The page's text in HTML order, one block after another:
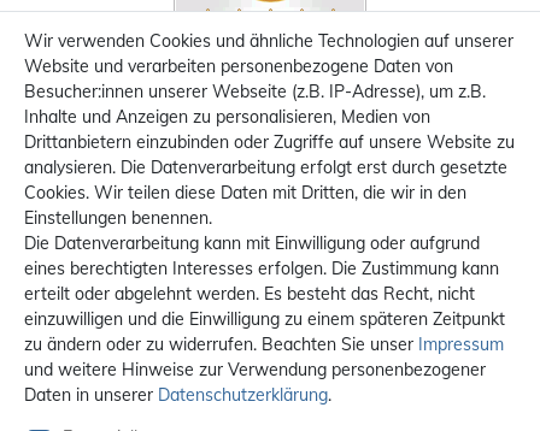
Wir verwenden Cookies und ähnliche Technologien auf unserer
Website und verarbeiten personenbezogene Daten von
Besucher:innen unserer Webseite (z.B. IP-Adresse), um z.B.
Inhalte und Anzeigen zu personalisieren, Medien von
Drittanbietern einzubinden oder Zugriffe auf unsere Website zu
analysieren. Die Datenverarbeitung erfolgt erst durch gesetzte
Cookies. Wir teilen diese Daten mit Dritten, die wir in den
Einstellungen benennen.
Die Datenverarbeitung kann mit Einwilligung oder aufgrund
eines berechtigten Interesses erfolgen. Die Zustimmung kann
erteilt oder abgelehnt werden. Es besteht das Recht, nicht
einzuwilligen und die Einwilligung zu einem späteren Zeitpunkt
zu ändern oder zu widerrufen. Beachten Sie unser Impressum
und weitere Hinweise zur Verwendung personenbezogener
Daten in unserer Daten­schutz­erklärung.